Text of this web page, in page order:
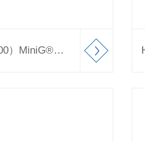
HG-400(原1600）MiniG®经济型高通量组织研磨仪